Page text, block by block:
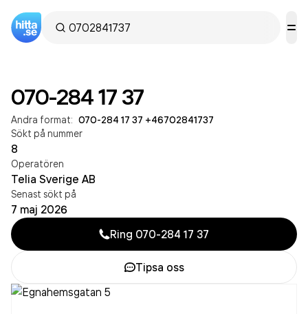
070-284 17 37
Andra format: 070-284 17 37 +46702841737
Sökt på nummer
8
Operatören
Telia Sverige AB
Senast sökt på
7 maj 2026
Ring 070-284 17 37
Tipsa oss